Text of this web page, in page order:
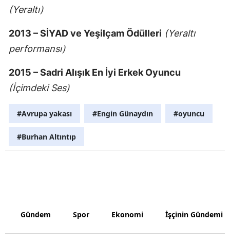
(Yeraltı)
2013 – SİYAD ve Yeşilçam Ödülleri (Yeraltı
performansı)
2015 – Sadri Alışık En İyi Erkek Oyuncu
(İçimdeki Ses)
#Avrupa yakası #Engin Günaydın #oyuncu
#Burhan Altıntıp
Gündem Spor Ekonomi İşçinin Gündemi